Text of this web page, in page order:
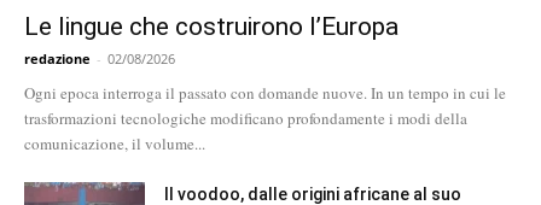
Le lingue che costruirono l’Europa
redazione - 02/08/2026
Ogni epoca interroga il passato con domande nuove. In un tempo in cui le
trasformazioni tecnologiche modificano profondamente i modi della
comunicazione, il volume...
Il voodoo, dalle origini africane al suo